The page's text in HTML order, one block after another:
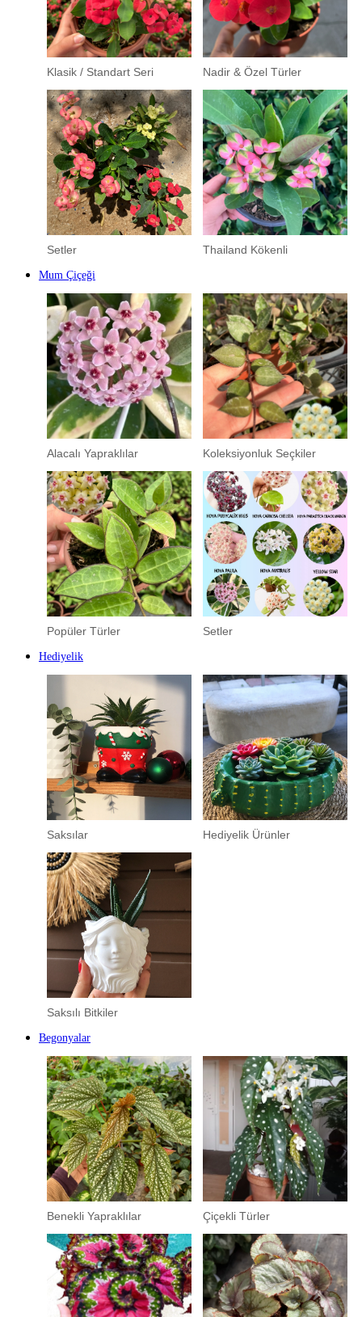
Klasik / Standart Seri Nadir & Özel Türler
Setler Thailand Kökenli
Mum Çiçeği
Alacalı Yapraklılar Koleksiyonluk Seçkiler
Popüler Türler Setler
Hediyelik
Saksılar Hediyelik Ürünler
Saksılı Bitkiler
Begonyalar
Benekli Yapraklılar Çiçekli Türler